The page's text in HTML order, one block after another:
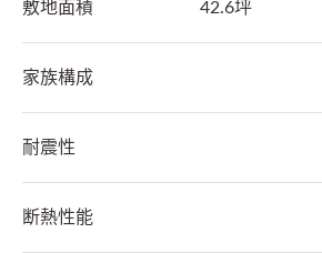
敷地面積 42.6坪
家族構成
耐震性
断熱性能